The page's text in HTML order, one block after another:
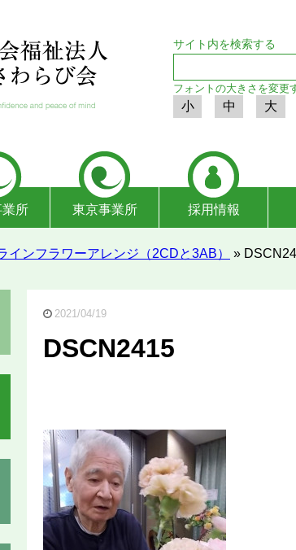
サイト内を検索する
フォントの大きさを変更
小 中 大
所 東京事業所 採用情報
ンフラワーアレンジ（2CDと3AB） »
2021/04/19
DSCN2415